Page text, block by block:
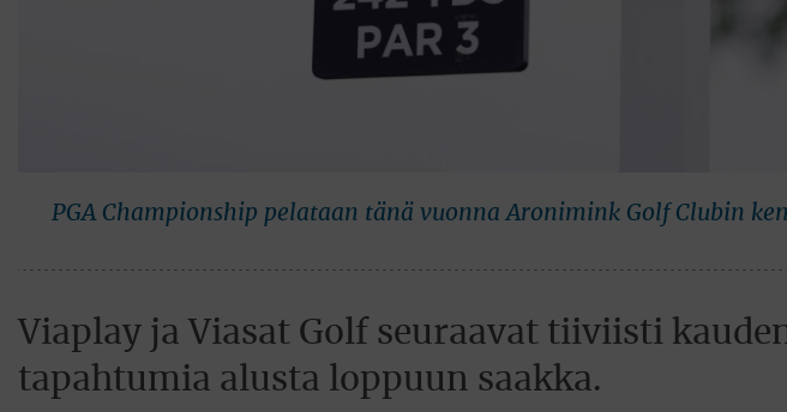
PGA Championship pelataan tänä vuonna Aronimink Golf Clubin
Viaplay ja Viasat Golf seuraavat tiiviisti
tapahtumia alusta loppuun saakka.